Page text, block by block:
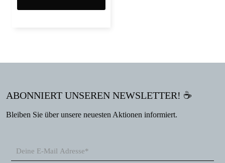
ABONNIERT UNSEREN NEWSLETTER! ☕
Bleiben Sie über unsere neuesten Aktionen informiert.